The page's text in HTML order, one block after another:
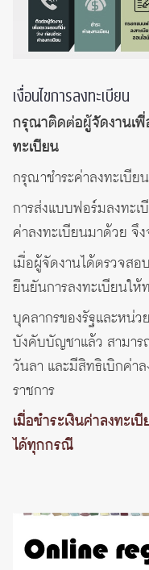
เงื่อนไขการลงทะเบียน
กรุณาติดต่อผู้จัดงานเพื่
ทะเบียน
กรุณาชำระค่าลงทะเบี
การส่งแบบฟอร์มลงทะเ
ค่าลงทะเบียนมาด้วย จึ
เมื่อผู้จัดงานได้ตรวจสอ
ยืนยันการลงทะเบียนให้
บุคลากรของรัฐและหน่
บังคับบัญชาแล้ว สามาร
วันลา และมีสิทธิเบิกค่า
ราชการ
เมื่อชำระเงินค่าลงทะเ
ได้ทุกกรณี